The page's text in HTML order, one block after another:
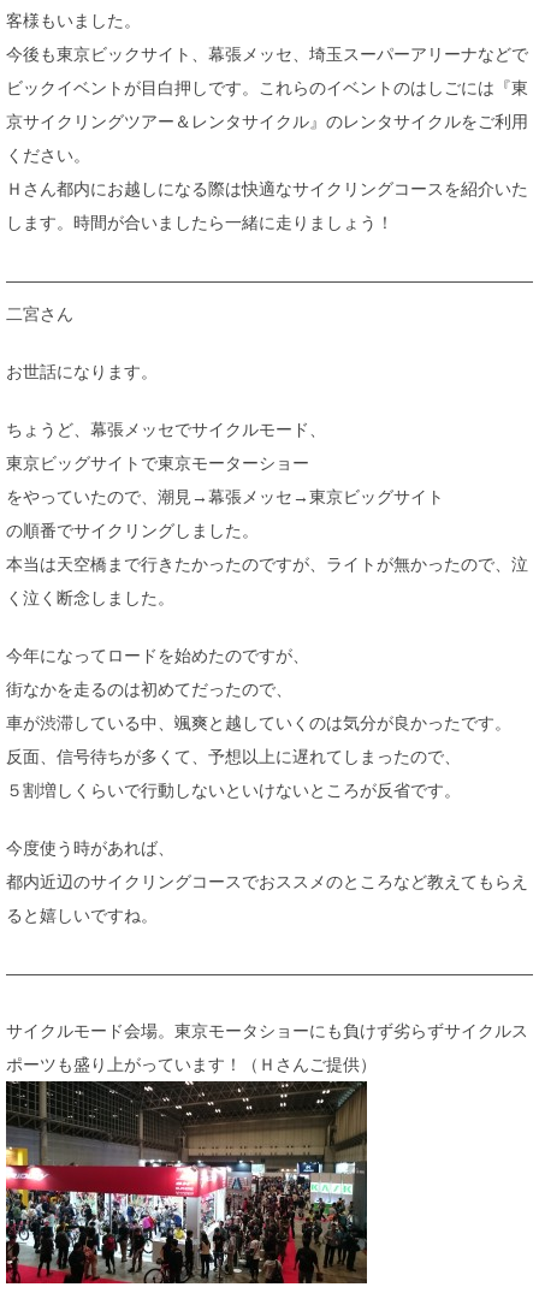
客様もいました。
今後も東京ビックサイト、幕張メッセ、埼玉スーパーアリーナなどで
ビックイベントが目白押しです。これらのイベントのはしごには『東
京サイクリングツアー＆レンタサイクル』のレンタサイクルをご利用
ください。
Ｈさん都内にお越しになる際は快適なサイクリングコースを紹介いた
します。時間が合いましたら一緒に走りましょう！
二宮さん
お世話になります。
ちょうど、幕張メッセでサイクルモード、
東京ビッグサイトで東京モーターショー
をやっていたので、潮見→幕張メッセ→東京ビッグサイト
の順番でサイクリングしました。
本当は天空橋まで行きたかったのですが、ライトが無かったので、泣
く泣く断念しました。
今年になってロードを始めたのですが、
街なかを走るのは初めてだったので、
車が渋滞している中、颯爽と越していくのは気分が良かったです。
反面、信号待ちが多くて、予想以上に遅れてしまったので、
５割増しくらいで行動しないといけないところが反省です。
今度使う時があれば、
都内近辺のサイクリングコースでおススメのところなど教えてもらえ
ると嬉しいですね。
サイクルモード会場。東京モータショーにも負けず劣らずサイクルス
ポーツも盛り上がっています！（Ｈさんご提供）